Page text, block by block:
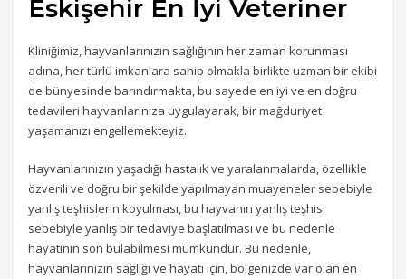
Eskişehir En İyi Veteriner
Kliniğimiz, hayvanlarınızın sağlığının her zaman korunması
adına, her türlü imkanlara sahip olmakla birlikte uzman bir ekibi
de bünyesinde barındırmakta, bu sayede en iyi ve en doğru
tedavileri hayvanlarınıza uygulayarak, bir mağduriyet
yaşamanızı engellemekteyiz.
Hayvanlarınızın yaşadığı hastalık ve yaralanmalarda, özellikle
özverili ve doğru bir şekilde yapılmayan muayeneler sebebiyle
yanlış teşhislerin koyulması, bu hayvanın yanlış teşhis
sebebiyle yanlış bir tedaviye başlatılması ve bu nedenle
hayatının son bulabilmesi mümkündür. Bu nedenle,
hayvanlarınızın sağlığı ve hayatı için, bölgenizde var olan en